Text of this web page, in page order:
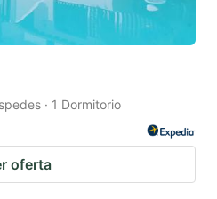
· 1 Dormitorio
oferta